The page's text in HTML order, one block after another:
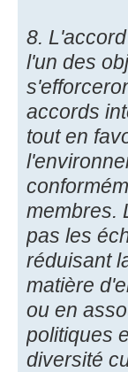
8.
l'un des
accords
tout en
membres.
pas les
réduisant
matière
ou en
politiques
diversité